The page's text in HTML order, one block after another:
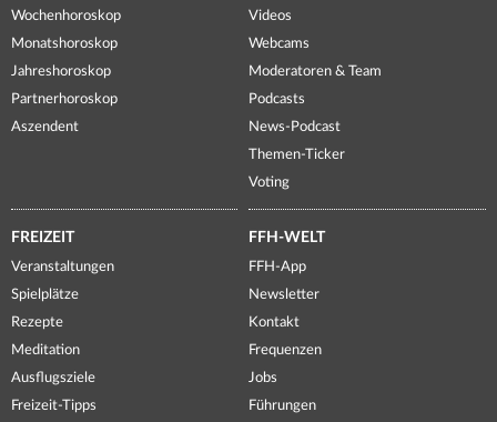
Wochenhoroskop
Monatshoroskop
Jahreshoroskop
Partnerhoroskop
Aszendent
Videos
Webcams
Moderatoren & Team
Podcasts
News-Podcast
Themen-Ticker
Voting
FREIZEIT
Veranstaltungen
Spielplätze
Rezepte
Meditation
Ausflugsziele
Freizeit-Tipps
FFH-WELT
FFH-App
Newsletter
Kontakt
Frequenzen
Jobs
Führungen